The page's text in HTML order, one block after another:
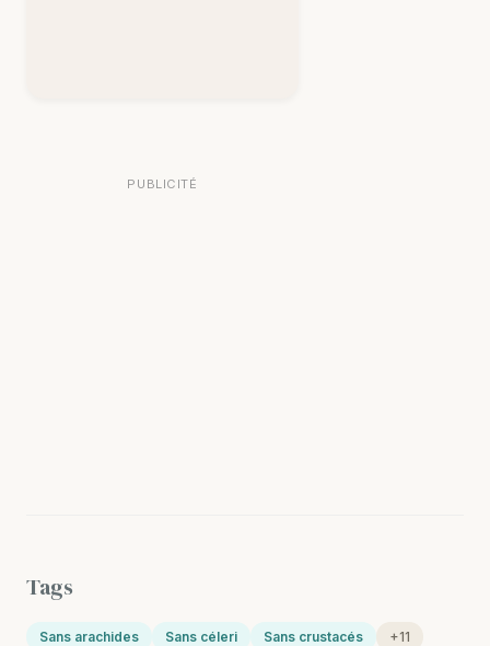
PUBLICITÉ
Tags
Sans arachides Sans céleri Sans crustacés +11